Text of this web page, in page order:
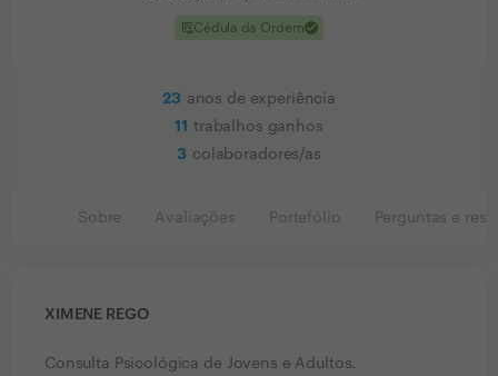
clinical_notesCédula da Ordemcheck
23 anos de experiência
11 trabalhos ganhos
3 colaboradores/as
Sobre Avaliações Portefólio Perguntas e
XIMENE REGO
Consulta Psicológica de Jovens e Adultos.